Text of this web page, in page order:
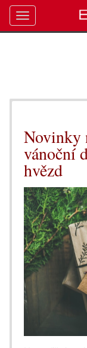
Novinky
vánoční
hvězd
Toggle
navigation